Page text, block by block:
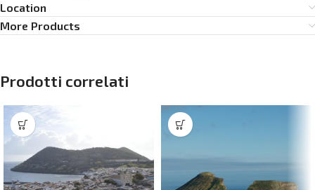
Location
More Products
Prodotti correlati